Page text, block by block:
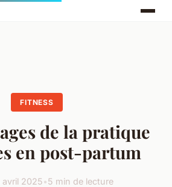
FITNESS
de la pratique
en post-partum
avril 2025•5 min de lecture